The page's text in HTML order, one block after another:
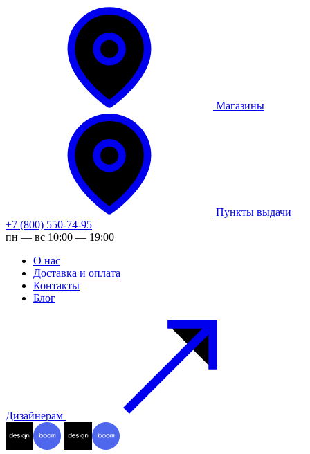
Магазины
Пункты выдачи
+7 (800) 550-74-95
пн — вс 10:00 — 19:00
О нас
Доставка и оплата
Контакты
Блог
Дизайнерам